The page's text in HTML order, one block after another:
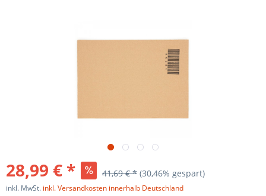
28,99 € * 41,69 € * (30,46% gespart)
inkl. MwSt. inkl. Versandkosten innerhalb Deutschland